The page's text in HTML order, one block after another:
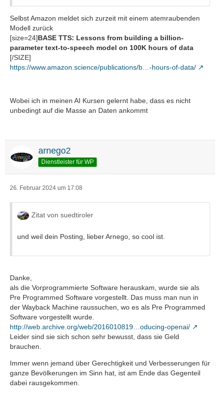
Selbst Amazon meldet sich zurzeit mit einem atemraubenden
Modell zurück
[size=24]BASE TTS: Lessons from building a billion-
parameter text-to-speech model on 100K hours of data
[/SIZE]
https://www.amazon.science/publications/b…-hours-of-data/
Wobei ich in meinen AI Kursen gelernt habe, dass es nicht
unbedingt auf die Masse an Daten ankommt
arnego2
Dienstleister für WP
26. Februar 2024 um 17:08
Zitat von suedtiroler
und weil dein Posting, lieber Arnego, so cool ist.
Danke,
als die Vorprogrammierte Software herauskam, wurde sie als
Pre Programmed Software vorgestellt. Das muss man nun in
der Wayback Machine raussuchen, wo es als Pre Programmed
Software vorgestellt wurde.
http://web.archive.org/web/2016010819…oducing-openai/
Leider sind sie sich schon sehr bewusst, dass sie Geld
brauchen.
Immer wenn jemand über Gerechtigkeit und Verbesserungen für
ganze Bevölkerungen im Sinn hat, ist am Ende das Gegenteil
dabei rausgekommen.